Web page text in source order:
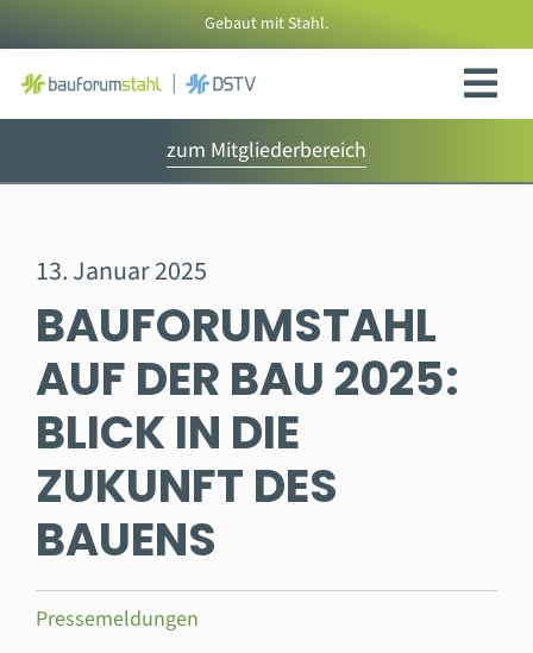
Inhalt
springen
Gebaut mit Stahl.
zum Mitgliederbereich
13. Januar 2025
BAUFORUMSTAHL
AUF DER BAU 2025:
BLICK IN DIE
ZUKUNFT DES
BAUENS
Pressemeldungen